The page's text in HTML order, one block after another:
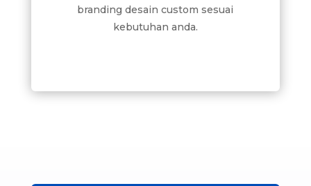
branding desain custom sesuai
kebutuhan anda.